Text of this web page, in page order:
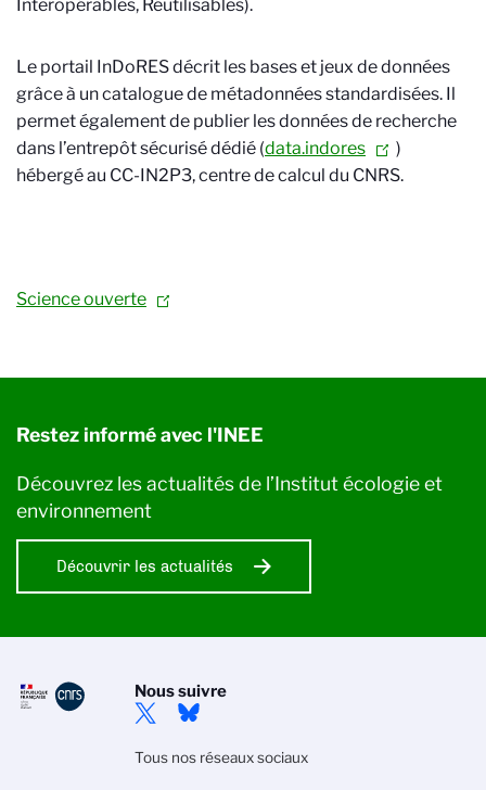
Interopérables, Réutilisables).
Le portail InDoRES décrit les bases et jeux de données
grâce à un catalogue de métadonnées standardisées. Il
permet également de publier les données de recherche
dans l’entrepôt sécurisé dédié (data.indores
)
hébergé au CC-IN2P3,centre de calcul du CNRS.
Science ouverte
Restez informé avec l'INEE
Découvrez les actualités de l’Institut écologie et
environnement
Découvrir les actualités
Nous suivre
Tous nos réseaux sociaux